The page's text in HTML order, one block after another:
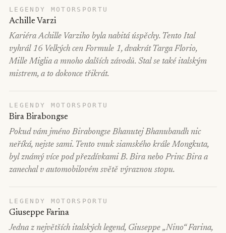
LEGENDY MOTORSPORTU
Achille Varzi
Kariéra Achille Varziho byla nabitá úspěchy. Tento Ital
vyhrál 16 Velkých cen Formule 1, dvakrát Targa Florio,
Mille Miglia a mnoho dalších závodů. Stal se také italským
mistrem, a to dokonce třikrát.
LEGENDY MOTORSPORTU
Bira Birabongse
Pokud vám jméno Birabongse Bhanutej Bhanubandh nic
neříká, nejste sami. Tento vnuk siamského krále Mongkuta,
byl známý více pod přezdívkami B. Bira nebo Princ Bira a
zanechal v automobilovém světě výraznou stopu.
LEGENDY MOTORSPORTU
Giuseppe Farina
Jedna z největších italských legend, Giuseppe „Nino“ Farina,